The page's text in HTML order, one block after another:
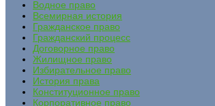
Водное право
Всемирная история
Гражданское право
Гражданский процесс
Договорное право
Жилищное право
Избирательное право
История права
Конституционное право
Корпоративное право